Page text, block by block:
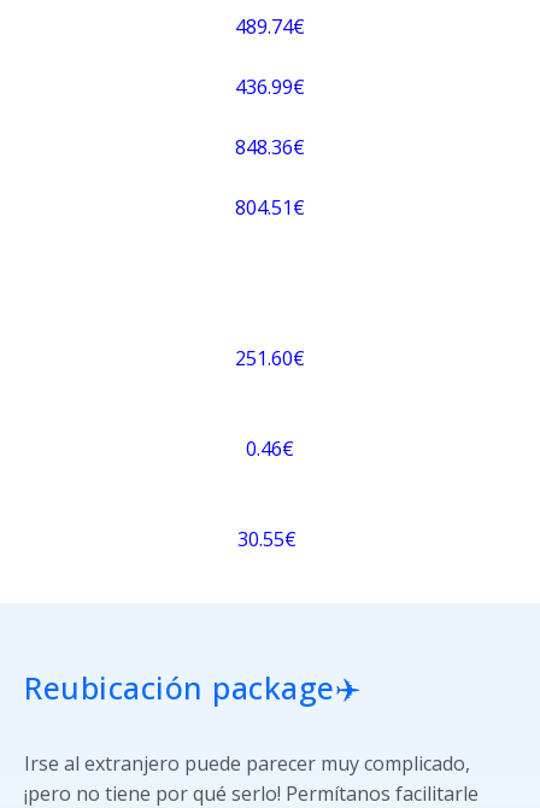
489.74€
436.99€
848.36€
804.51€
251.60€
0.46€
30.55€
Reubicación package✈️
Irse al extranjero puede parecer muy complicado,
¡pero no tiene por qué serlo! Permítanos facilitarle